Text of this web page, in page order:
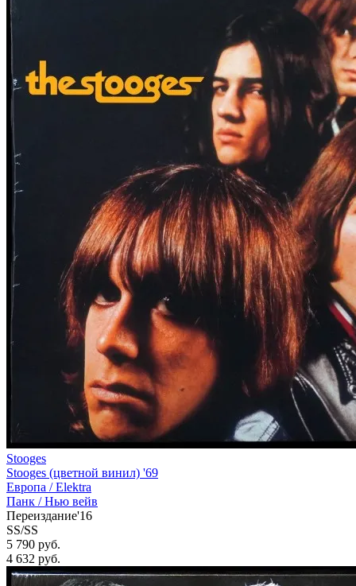
Stooges
Stooges (цветной винил) '69
Европа /Elektra
Панк / Нью вейв
Переиздание'16
SS/SS
5 790 руб.
4 632 руб.